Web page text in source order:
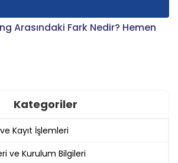
Arasındaki Fark Nedir? Hemen
Kategoriler
Kayıt İşlemleri
ve Kurulum Bilgileri